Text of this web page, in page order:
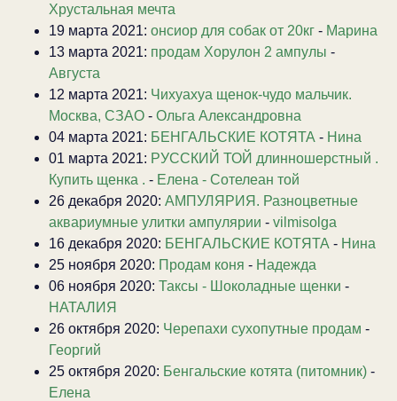
Хрустальная мечта
19 марта 2021: онсиор для собак от 20кг - Марина
13 марта 2021: продам Хорулон 2 ампулы -
Августа
12 марта 2021: Чихуахуа щенок-чудо мальчик.
Москва, СЗАО - Ольга Александровна
04 марта 2021: БЕНГАЛЬСКИЕ КОТЯТА - Нина
01 марта 2021: РУССКИЙ ТОЙ длинношерстный .
Купить щенка . - Елена - Сотелеан той
26 декабря 2020: АМПУЛЯРИЯ. Разноцветные
аквариумные улитки ампулярии - vilmisolga
16 декабря 2020: БЕНГАЛЬСКИЕ КОТЯТА - Нина
25 ноября 2020: Продам коня - Надежда
06 ноября 2020: Таксы - Шоколадные щенки -
НАТАЛИЯ
26 октября 2020: Черепахи сухопутные продам -
Георгий
25 октября 2020: Бенгальские котята (питомник) -
Елена